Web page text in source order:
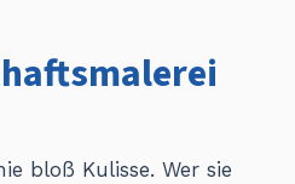
bloß Kulisse. Wer sie